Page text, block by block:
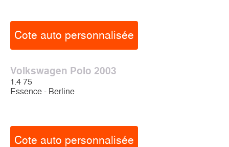
Cote auto personnalisée
Volkswagen Polo 2003
1.4 75
Essence - Berline
Cote auto personnalisée